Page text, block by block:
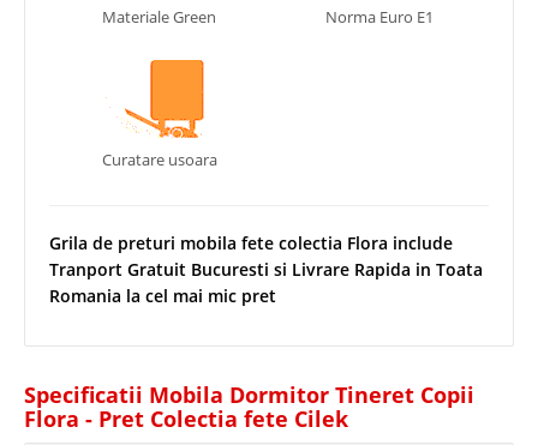
Materiale Green Norma Euro E1
Curatare usoara
Grila de preturi mobila fete colectia Flora include
Tranport Gratuit Bucuresti si Livrare Rapida in Toata
Romania la cel mai mic pret
Specificatii Mobila Dormitor Tineret Copii
Flora - Pret Colectia fete Cilek